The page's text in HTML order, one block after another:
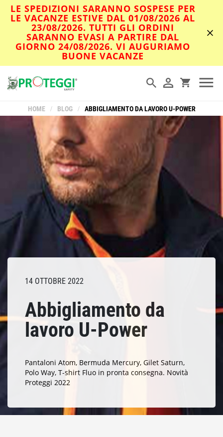
LE SPEDIZIONI SARANNO SOSPESE PER
LE VACANZE ESTIVE DAL 01/08/2026 AL
23/08/2026. TUTTI GLI ORDINI
SARANNO EVASI A PARTIRE DAL
GIORNO 24/08/2026. VI AUGURIAMO
BUONE VACANZE
HOME / BLOG / ABBIGLIAMENTO DA LAVORO U-POWER
14 OTTOBRE 2022
Abbigliamento da
lavoro U-Power
Pantaloni Atom, Bermuda Mercury, Gilet Saturn,
Polo Way, T-shirt Fluo in pronta consegna. Novità
Proteggi 2022